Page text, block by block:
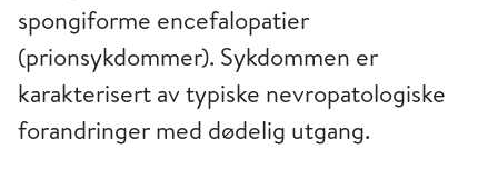
spongiforme encefalopatier
(prionsykdommer). Sykdommen er
karakterisert av typiske nevropatologiske
forandringer med dødelig utgang.